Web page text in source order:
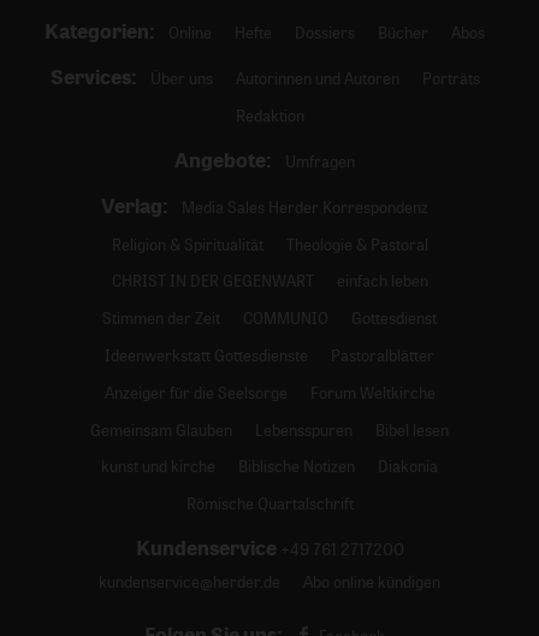
Kategorien: Online Hefte Dossiers Bücher Abos
Services: Über uns Autorinnen und Autoren
Porträts
Redaktion
Angebote: Umfragen
Verlag:
Media Sales Herder Korrespondenz
Religion & Spiritualität
Theologie & Pastoral
CHRIST IN DER GEGENWART
einfach leben
Stimmen der Zeit
COMMUNIO
Gottesdienst
Ideenwerkstatt Gottesdienste
Pastoralblätter
Anzeiger für die Seelsorge
Forum Weltkirche
Gemeinsam Glauben
Lebensspuren
Bibel lesen
kunst und kirche
Biblische Notizen
Diakonia
Römische Quartalschrift
Kundenservice +49 761 2717200
kundenservice@herder.de
Abo online kündigen